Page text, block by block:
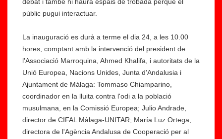
públic pugui interactuar.
La inauguració es durà a terme el dia 24, a les 10.00
hores, comptant amb la intervenció del president de
l'Associació Marroquina, Ahmed Khalifa, i autoritats de la
Unió Europea, Nacions Unides, Junta d'Andalusia i
Ajuntament de Màlaga: Tommaso Chiamparino,
coordinador en la lluita contra l'odi a la població
musulmana, en la Comissió Europea; Julio Andrade,
director de CIFAL Màlaga-UNITAR; María Luz Ortega,
directora de l'Agència Andalusa de Cooperació per al